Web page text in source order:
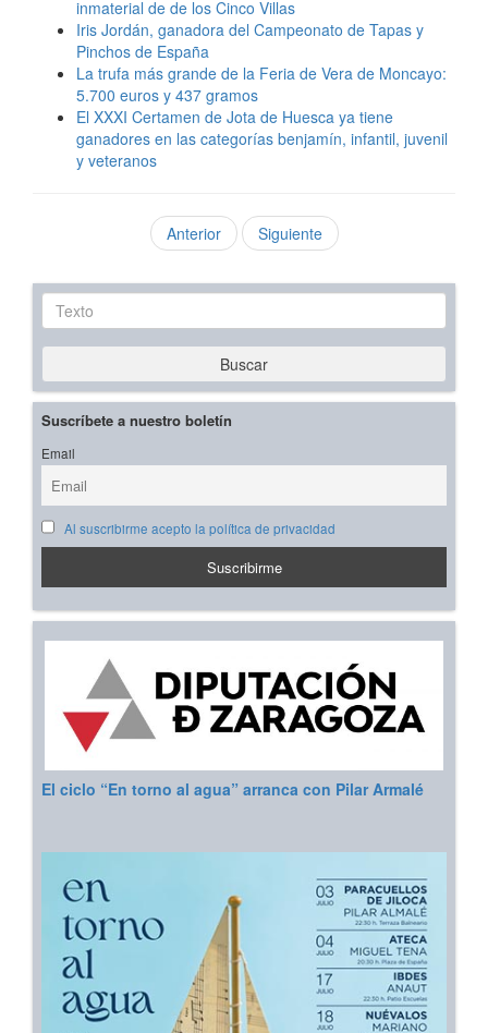
inmaterial de de los Cinco Villas
Iris Jordán, ganadora del Campeonato de Tapas y
Pinchos de España
La trufa más grande de la Feria de Vera de Moncayo:
5.700 euros y 437 gramos
El XXXI Certamen de Jota de Huesca ya tiene
ganadores en las categorías benjamín, infantil, juvenil
y veteranos
Anterior Siguiente
Texto
Buscar
Suscríbete a nuestro boletín
Email
Al suscribirme acepto la política de privacidad
El ciclo “En torno al agua” arranca con Pilar Armalé